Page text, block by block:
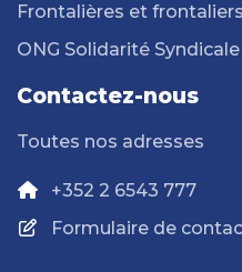
Frontalières et frontaliers
ONG Solidarité Syndicale
Contactez-nous
Toutes nos adresses
+352 2 6543 777
Formulaire de